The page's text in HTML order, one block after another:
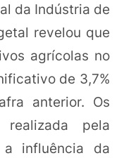
da Indústria de
revelou que
agrícolas no
de 3,7%
anterior. Os
pela
a influência da